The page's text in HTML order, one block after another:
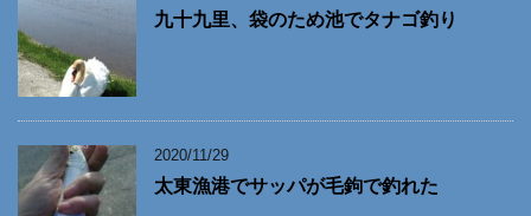
九十九里、袋のため池でタナゴ釣り
2020/11/29
太東漁港でサッパが毛鉤で釣れた